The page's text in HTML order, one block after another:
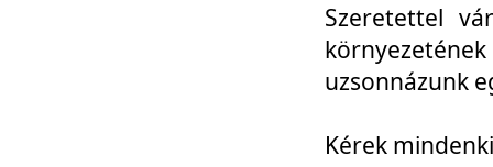
Szeretettel
uzsonnázunk
Kérek